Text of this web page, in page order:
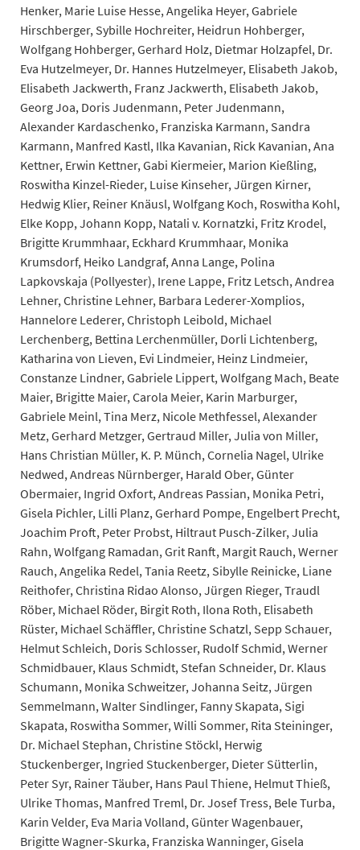
Henker, Marie Luise Hesse, Angelika Heyer, Gabriele
Hirschberger, Sybille Hochreiter, Heidrun Hohberger,
Wolfgang Hohberger, Gerhard Holz, Dietmar Holzapfel, Dr.
Eva Hutzelmeyer, Dr. Hannes Hutzelmeyer, Elisabeth Jakob,
Elisabeth Jackwerth, Franz Jackwerth, Elisabeth Jakob,
Georg Joa, Doris Judenmann, Peter Judenmann,
Alexander Kardaschenko, Franziska Karmann, Sandra
Karmann, Manfred Kastl, Ilka Kavanian, Rick Kavanian, Ana
Kettner, Erwin Kettner, Gabi Kiermeier, Marion Kießling,
Roswitha Kinzel-Rieder, Luise Kinseher, Jürgen Kirner,
Hedwig Klier, Reiner Knäusl, Wolfgang Koch, Roswitha Kohl,
Elke Kopp, Johann Kopp, Natali v. Kornatzki, Fritz Krodel,
Brigitte Krummhaar, Eckhard Krummhaar, Monika
Krumsdorf, Heiko Landgraf, Anna Lange, Polina
Lapkovskaja (Pollyester), Irene Lappe, Fritz Letsch, Andrea
Lehner, Christine Lehner, Barbara Lederer-Xomplios,
Hannelore Lederer, Christoph Leibold, Michael
Lerchenberg, Bettina Lerchenmüller, Dorli Lichtenberg,
Katharina von Lieven, Evi Lindmeier, Heinz Lindmeier,
Constanze Lindner, Gabriele Lippert, Wolfgang Mach, Beate
Maier, Brigitte Maier, Carola Meier, Karin Marburger,
Gabriele Meinl, Tina Merz, Nicole Methfessel, Alexander
Metz, Gerhard Metzger, Gertraud Miller, Julia von Miller,
Hans Christian Müller, K. P. Münch, Cornelia Nagel, Ulrike
Nedwed, Andreas Nürnberger, Harald Ober, Günter
Obermaier, Ingrid Oxfort, Andreas Passian, Monika Petri,
Gisela Pichler, Lilli Planz, Gerhard Pompe, Engelbert Precht,
Joachim Proft, Peter Probst, Hiltraut Pusch-Zilker, Julia
Rahn, Wolfgang Ramadan, Grit Ranft, Margit Rauch, Werner
Rauch, Angelika Redel, Tania Reetz, Sibylle Reinicke, Liane
Reithofer, Christina Ridao Alonso, Jürgen Rieger, Traudl
Röber, Michael Röder, Birgit Roth, Ilona Roth, Elisabeth
Rüster, Michael Schäffler, Christine Schatzl, Sepp Schauer,
Helmut Schleich, Doris Schlosser, Rudolf Schmid, Werner
Schmidbauer, Klaus Schmidt, Stefan Schneider, Dr. Klaus
Schumann, Monika Schweitzer, Johanna Seitz, Jürgen
Semmelmann, Walter Sindlinger, Fanny Skapata, Sigi
Skapata, Roswitha Sommer, Willi Sommer, Rita Steininger,
Dr. Michael Stephan, Christine Stöckl, Herwig
Stuckenberger, Ingried Stuckenberger, Dieter Sütterlin,
Peter Syr, Rainer Täuber, Hans Paul Thiene, Helmut Thieß,
Ulrike Thomas, Manfred Treml, Dr. Josef Tress, Bele Turba,
Karin Velder, Eva Maria Volland, Günter Wagenbauer,
Brigitte Wagner-Skurka, Franziska Wanninger, Gisela